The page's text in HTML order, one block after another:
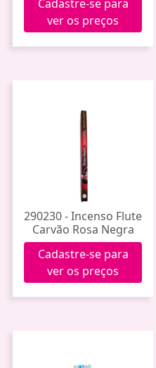
Cadastre-se para
ver os preços
290230 - Incenso Flute
Carvão Rosa Negra
Cadastre-se para
ver os preços